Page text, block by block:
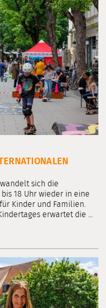
K
sich die
18 Uhr wieder in eine
Kinder und Familien.
erwartet die ...